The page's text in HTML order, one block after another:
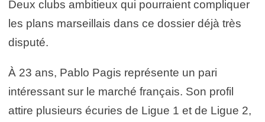
Deux clubs ambitieux qui pourraient compliquer
les plans marseillais dans ce dossier déjà très
disputé.
À 23 ans, Pablo Pagis représente un pari
intéressant sur le marché français. Son profil
attire plusieurs écuries de Ligue 1 et de Ligue 2,